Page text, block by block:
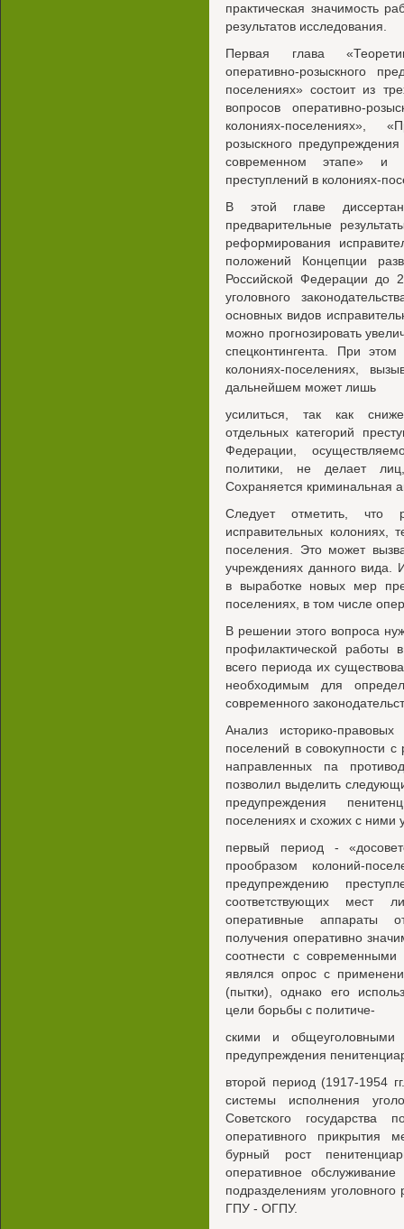
практическая значимость
результатов исследования.
Первая глава
оперативно-розыскного
поселениях» состоит из
вопросов оперативно-
колониях-поселениях»,
розыскного
современном этапе» и
преступлений в колониях-
В этой главе
предварительные
реформирования
положений Концепции
Российской Федерации до
уголовного
основных видов
можно прогнозировать
спецконтингента. При
колониях-поселениях,
дальнейшем может лишь
усилиться, так как
отдельных категорий
Федерации,
политики, не делает
Сохраняется криминальная
Следует отметить, что
исправительных колониях,
поселения. Это может
учреждениях данного вида.
в выработке новых мер
поселениях, в том числе
В решении этого вопроса
профилактической работы
всего периода их
необходимым для
современного
Анализ историко-
поселений в совокупности
направленных па
позволил выделить
предупреждения
поселениях и схожих с ними
первый период -
прообразом колоний-
предупреждению
соответствующих мест
оперативные аппараты
получения оперативно
соотнести с современными
являлся опрос с
(пытки), однако его
цели борьбы с политиче-
скими и общеуголовными
предупреждения
второй период (1917-1954
системы исполнения
Советского
оперативного прикрытия
бурный рост
оперативное
подразделениям
ГПУ - ОГПУ.